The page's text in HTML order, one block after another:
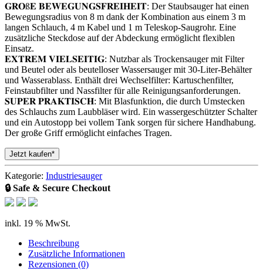
𝐆𝐑𝐎ß𝐄 𝐁𝐄𝐖𝐄𝐆𝐔𝐍𝐆𝐒𝐅𝐑𝐄𝐈𝐇𝐄𝐈𝐓: Der Staubsauger hat einen
Bewegungsradius von 8 m dank der Kombination aus einem 3 m
langen Schlauch, 4 m Kabel und 1 m Teleskop-Saugrohr. Eine
zusätzliche Steckdose auf der Abdeckung ermöglicht flexiblen
Einsatz.
𝐄𝐗𝐓𝐑𝐄𝐌 𝐕𝐈𝐄𝐋𝐒𝐄𝐈𝐓𝐈𝐆: Nutzbar als Trockensauger mit Filter
und Beutel oder als beutelloser Wassersauger mit 30-Liter-Behälter
und Wasserablass. Enthält drei Wechselfilter: Kartuschenfilter,
Feinstaubfilter und Nassfilter für alle Reinigungsanforderungen.
𝐒𝐔𝐏𝐄𝐑 𝐏𝐑𝐀𝐊𝐓𝐈𝐒𝐂𝐇: Mit Blasfunktion, die durch Umstecken
des Schlauchs zum Laubbläser wird. Ein wassergeschützter Schalter
und ein Autostopp bei vollem Tank sorgen für sichere Handhabung.
Der große Griff ermöglicht einfaches Tragen.
Jetzt kaufen*
Kategorie: Industriesauger
🔒 Safe & Secure Checkout
inkl. 19 % MwSt.
Beschreibung
Zusätzliche Informationen
Rezensionen (0)